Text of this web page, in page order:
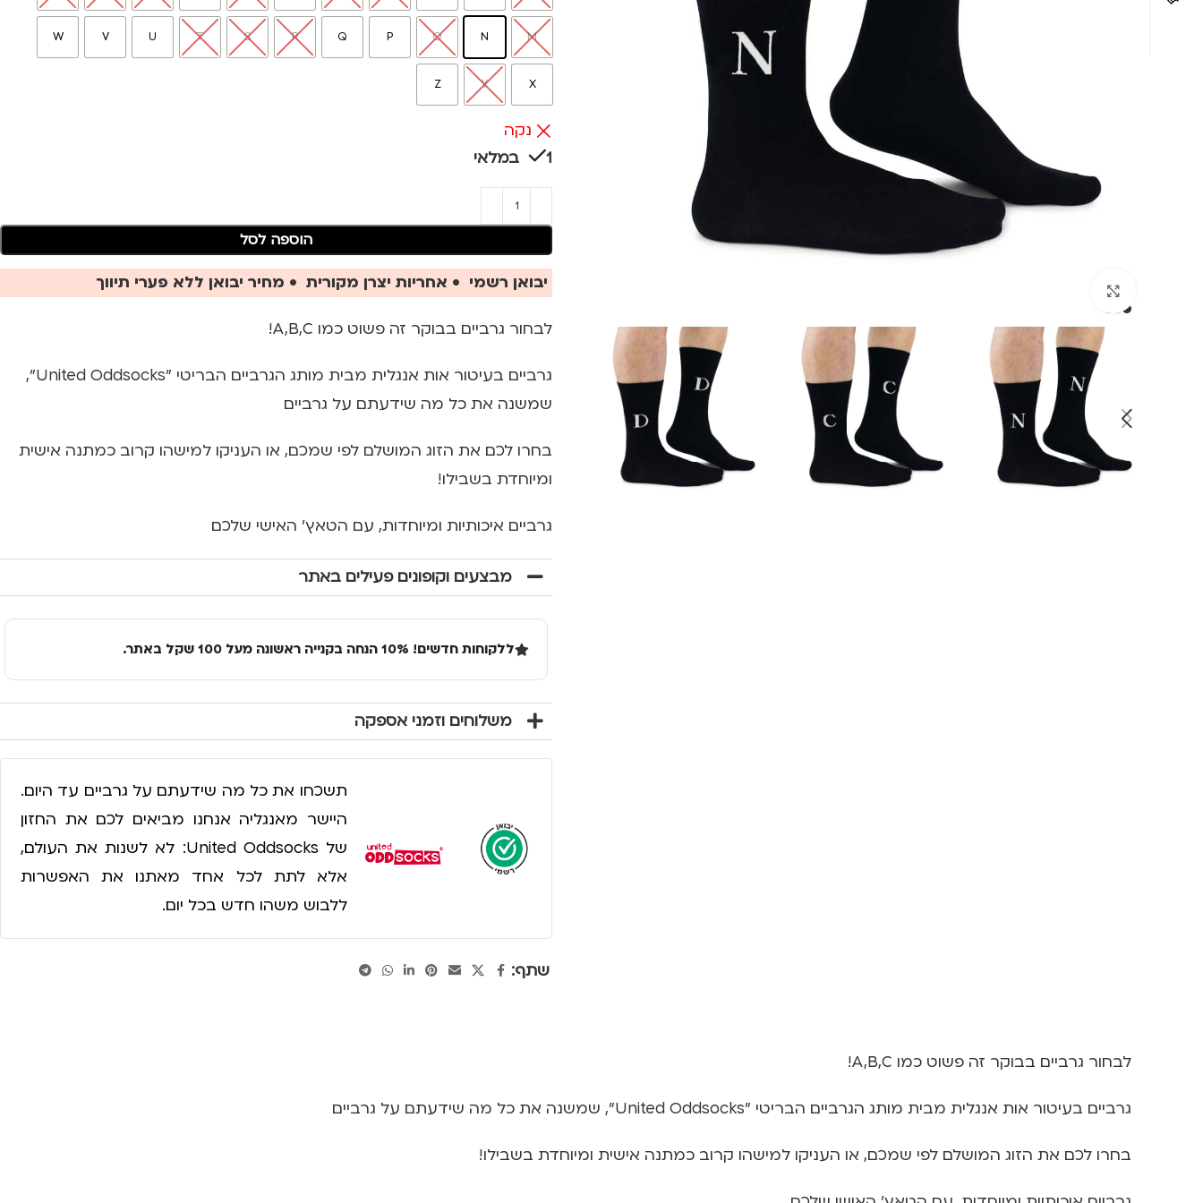
M
N
O
P
Q
R
S
T
U
V
W
X
Y
Z
נקה
1 במלאי
הוספה לסל
יבואן רשמי • אחריות יצרן מקורית • מחיר יבואן ללא פערי תיווך
לבחור גרביים בבוקר זה פשוט כמו A,B,C!
גרביים בעיטור אות אנגלית מבית מותג הגרביים הבריטי "United Oddsocks",
שמשנה את כל מה שידעתם על גרביים
בחרו לכם את הזוג המושלם לפי שמכם, או העניקו למישהו קרוב כמתנה אישית
ומיוחדת בשבילו!
גרביים איכותיות ומיוחדות, עם הטאץ' האישי שלכם
מבצעים וקופונים פעילים באתר
ללקוחות חדשים! 10% הנחה בקנייה ראשונה מעל 100 שקל באתר.
משלוחים וזמני אספקה
תשכחו את כל מה שידעתם על גרביים עד היום.
היישר מאנגליה אנחנו מביאים לכם את החזון
של United Oddsocks: לא לשנות את העולם,
אלא לתת לכל אחד מאתנו את האפשרות
ללבוש משהו חדש בכל יום.
שתף:
לבחור גרביים בבוקר זה פשוט כמו A,B,C!
גרביים בעיטור אות אנגלית מבית מותג הגרביים הבריטי "United Oddsocks", שמשנה את כל מה שידעתם על גרביים
בחרו לכם את הזוג המושלם לפי שמכם, או העניקו למישהו קרוב כמתנה אישית ומיוחדת בשבילו!